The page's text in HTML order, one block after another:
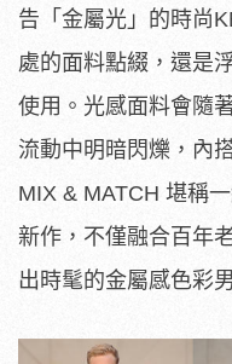
告「金屬光」的時尚
處的面料點綴，還是
使用。光感面料會隨
流動中明暗閃爍，內
MIX & MATCH 堪稱
新作，不僅融合百年
出時髦的金屬感色彩